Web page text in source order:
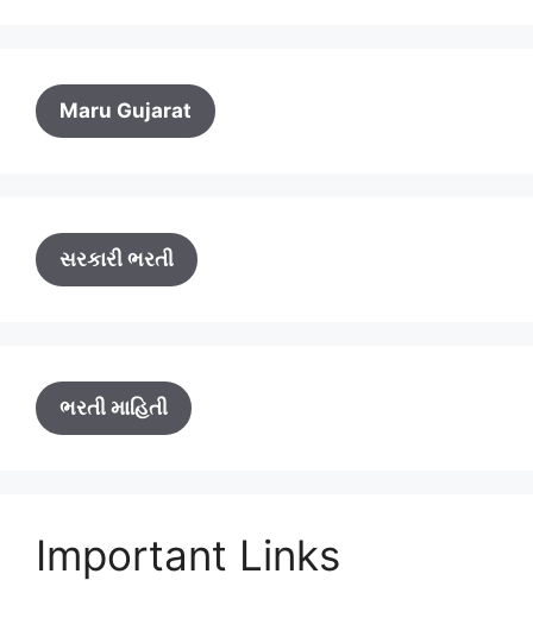
Maru Gujarat
સરકારી ભરતી
ભરતી માહિતી
Important Links